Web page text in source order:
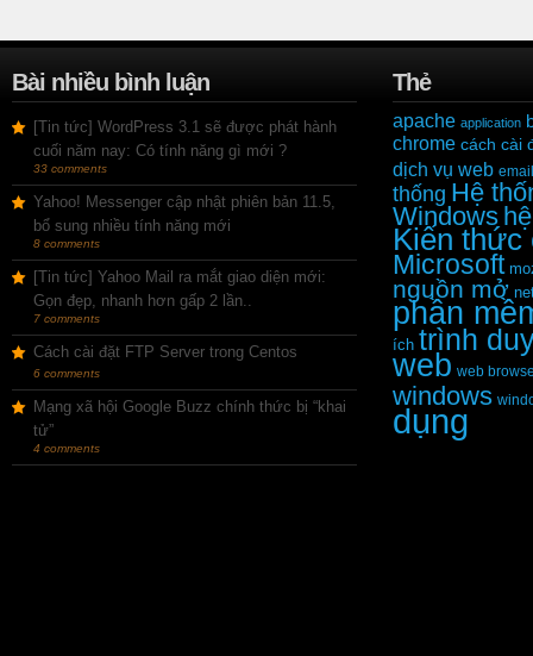
Bài nhiều bình luận
[Tin tức] WordPress 3.1 sẽ được phát hành
cuối năm nay: Có tính năng gì mới ?
33 comments
Yahoo! Messenger cập nhật phiên bản 11.5,
bổ sung nhiều tính năng mới
8 comments
[Tin tức] Yahoo Mail ra mắt giao diện mới:
Gọn đẹp, nhanh hơn gấp 2 lần..
7 comments
Cách cài đặt FTP Server trong Centos
6 comments
Mạng xã hội Google Buzz chính thức bị “khai
tử”
4 comments
Thẻ
apache application
chrome cách cài
dịch vụ web email
thống Hệ
Windows
Kiến thức
Microsoft
nguồn mở
phần
ích trình
web web
windows
dụng